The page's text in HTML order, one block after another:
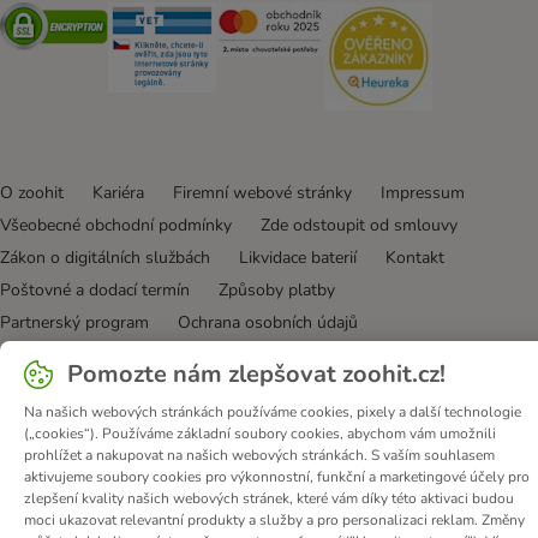
Security Security Security
O zoohit Kariéra Firemní webové stránky
Impressum
Všeobecné obchodní podmínky
Zde odstoupit od smlouvy
Zákon o digitálních službách
Likvidace baterií
Kontakt
Poštovné a dodací termín
Způsoby platby
Partnerský program
Ochrana osobních údajů
Ochrana osobních údajů
© zooplus SE 2026
Pomozte nám zlepšovat zoohit.cz!
Na našich webových stránkách používáme cookies, pixely a další technologie
(„cookies“). Používáme základní soubory cookies, abychom vám umožnili
prohlížet a nakupovat na našich webových stránkách. S vaším souhlasem
aktivujeme soubory cookies pro výkonnostní, funkční a marketingové účely pro
zlepšení kvality našich webových stránek, které vám díky této aktivaci budou
moci ukazovat relevantní produkty a služby a pro personalizaci reklam. Změny